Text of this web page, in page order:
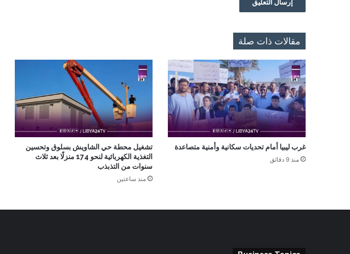
مقالات ذات صلة
غرب ليبيا أمام تحديات سكانية وأمنية متصاعدة
منذ 9 دقائق
تشغيل محطة حي الشاويش بسلوق وتحسين
التغذية الكهربائية لنحو 174 منزلًا بعد ثلاث
سنوات من التذبذب
منذ ساعتين